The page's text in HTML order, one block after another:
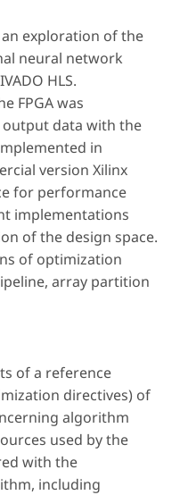
exploration of the
neural network
HLS.
FPGA was
data with the
in
version Xilinx
for performance
implementations
of the design space.
of optimization
array partition
of a reference
directives) of
algorithm
used by the
with the
including